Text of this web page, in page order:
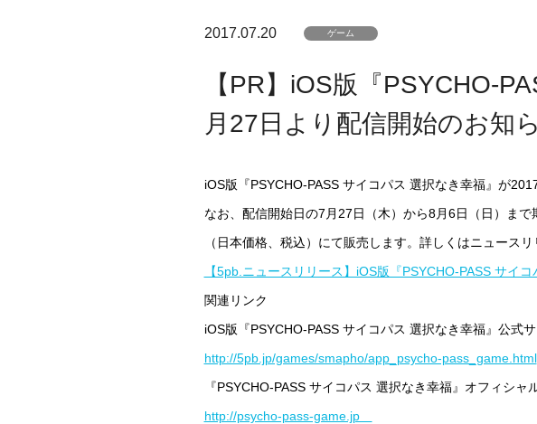
2017.07.20 ゲーム
【PR】iOS版『PSYCHO-
月27日より配信開始のお知
iOS版『PSYCHO-PASS サイコパス 選択なき幸福』が
なお、配信開始日の7月27日（木）から8月6日（日）ま
（日本価格、税込）にて販売します。詳しくはニュースリ
【5pb.ニュースリリース】iOS版『PSYCHO-PASS サイ
関連リンク
iOS版『PSYCHO-PASS サイコパス 選択なき幸福』公式サ
http://5pb.jp/games/smapho/app_psycho-pass_game.html
『PSYCHO-PASS サイコパス 選択なき幸福』オフィシャ
http://psycho-pass-game.jp